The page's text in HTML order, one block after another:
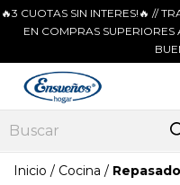
🔥3 CUOTAS SIN INTERES!🔥 //
EN COMPRAS
Inicio / Cocina /